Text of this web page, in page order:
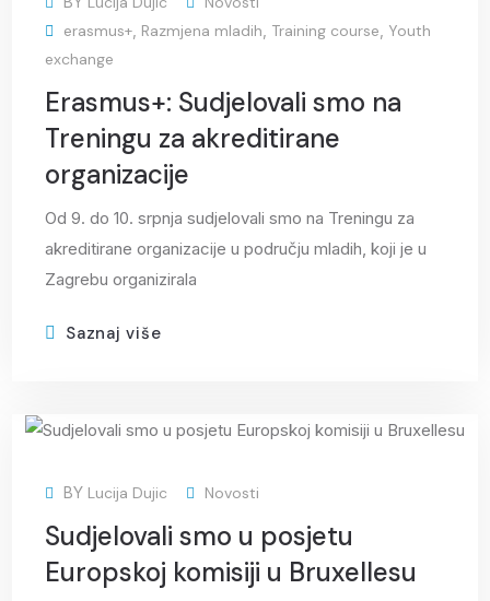
erasmus+ Razmjena mladih Training course Youth
exchange
Erasmus+: Sudjelovali smo na
Treningu za akreditirane
organizacije
Od 9. do 10. srpnja sudjelovali smo na Treningu za
akreditirane organizacije u području mladih, koji je u
Zagrebu organizirala
Saznaj više
lip
BY Lucija Dujic Novosti
Sudjelovali smo u posjetu
Europskoj komisiji u Bruxellesu